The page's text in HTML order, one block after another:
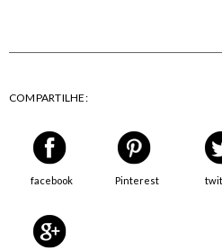
COMPARTILHE:
facebook Pinterest